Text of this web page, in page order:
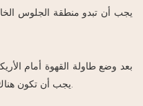
يجب أن تبدو منطقة الجلوس
بعد وضع طاولة القهوة أمام